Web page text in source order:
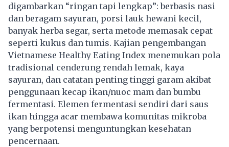
digambarkan “ringan tapi lengkap”: berbasis nasi
dan beragam sayuran, porsi lauk hewani kecil,
banyak herba segar, serta metode memasak cepat
seperti kukus dan tumis. Kajian pengembangan
Vietnamese Healthy Eating Index menemukan pola
tradisional cenderung rendah lemak, kaya
sayuran, dan catatan penting tinggi garam akibat
penggunaan kecap ikan/nuoc mam dan bumbu
fermentasi. Elemen fermentasi sendiri dari saus
ikan hingga acar membawa komunitas mikroba
yang berpotensi menguntungkan kesehatan
pencernaan.